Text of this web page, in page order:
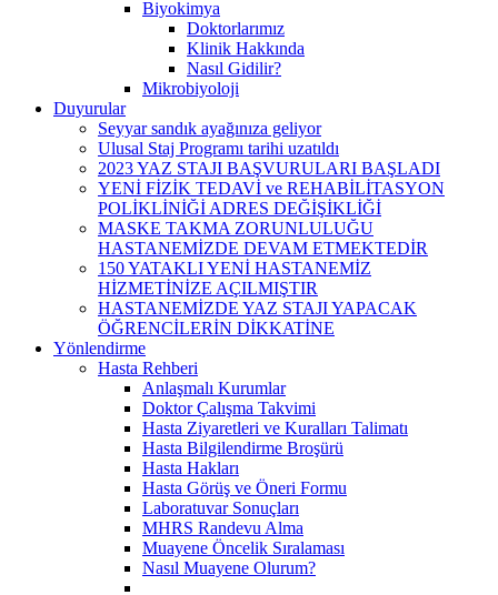
Biyokimya
Doktorlarımız
Klinik Hakkında
Nasıl Gidilir?
Mikrobiyoloji
Duyurular
Seyyar sandık ayağınıza geliyor
Ulusal Staj Programı tarihi uzatıldı
2023 YAZ STAJI BAŞVURULARI BAŞLADI
YENİ FİZİK TEDAVİ ve REHABİLİTASYON
POLİKLİNİĞİ ADRES DEĞİŞİKLİĞİ
MASKE TAKMA ZORUNLULUĞU
HASTANEMİZDE DEVAM ETMEKTEDİR
150 YATAKLI YENİ HASTANEMİZ
HİZMETİNİZE AÇILMIŞTIR
HASTANEMİZDE YAZ STAJI YAPACAK
ÖĞRENCİLERİN DİKKATİNE
Yönlendirme
Hasta Rehberi
Anlaşmalı Kurumlar
Doktor Çalışma Takvimi
Hasta Ziyaretleri ve Kuralları Talimatı
Hasta Bilgilendirme Broşürü
Hasta Hakları
Hasta Görüş ve Öneri Formu
Laboratuvar Sonuçları
MHRS Randevu Alma
Muayene Öncelik Sıralaması
Nasıl Muayene Olurum?